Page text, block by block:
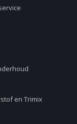
en Trimix